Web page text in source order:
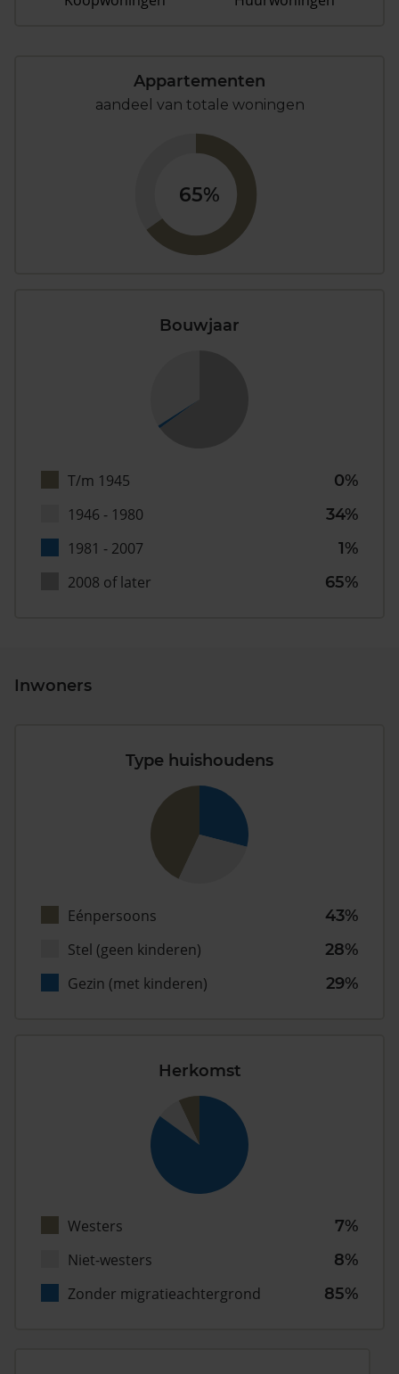
Appartementen
aandeel van totale woningen
65%
Bouwjaar
T/m 1945
0%
1946 - 1980
34%
1981 - 2007
1%
2008 of later
65%
Inwoners
Type huishoudens
Eénpersoons
43%
Stel (geen kinderen)
28%
Gezin (met kinderen)
29%
Herkomst
Westers
7%
Niet-westers
8%
Zonder migratieachtergrond
85%